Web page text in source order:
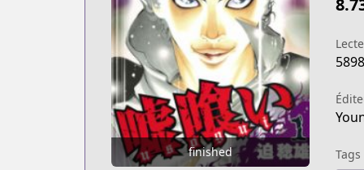
finished Tags